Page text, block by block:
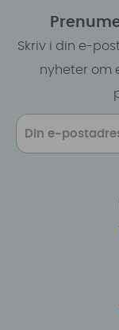
Skriv i din e-
nyheter om